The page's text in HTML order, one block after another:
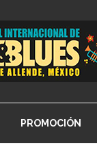
PROMOCIÓN